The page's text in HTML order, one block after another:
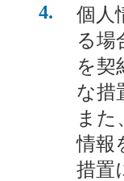
4
個人
る場
を契
な措
また
情報
措置